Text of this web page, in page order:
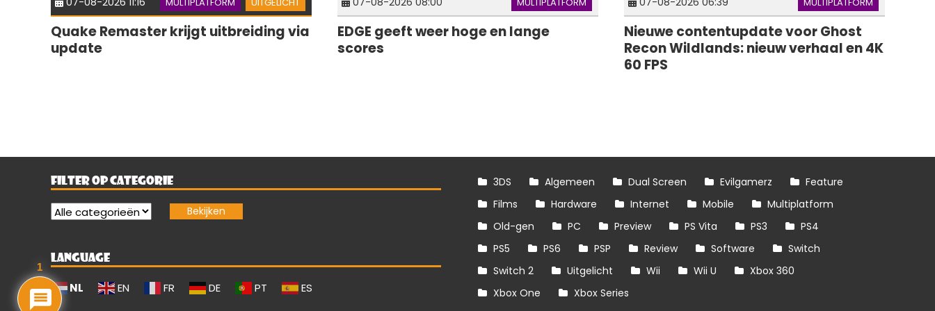
MULTIPLATFORM UITGELICHT
Quake Remaster krijgt uitbreiding via
update
MULTIPLATFORM
EDGE geeft weer hoge en lange
scores
MULTIPLATFORM
Nieuwe contentupdate voor Ghost
Recon Wildlands: nieuw verhaal en 4K
60 FPS
FILTER OP CATEGORIE
LANGUAGE
NL EN FR DE PT ES
3DS Algemeen Dual Screen Evilgamerz
Feature
Films
Hardware Internet Mobile
Multiplatform
Old-gen
PC Preview PS Vita PS3
PS4
PS5
PS6 PSP Review Software
Switch
Switch 2
Uitgelicht Wii Wii U
Xbox 360
Xbox One
Xbox Series
1